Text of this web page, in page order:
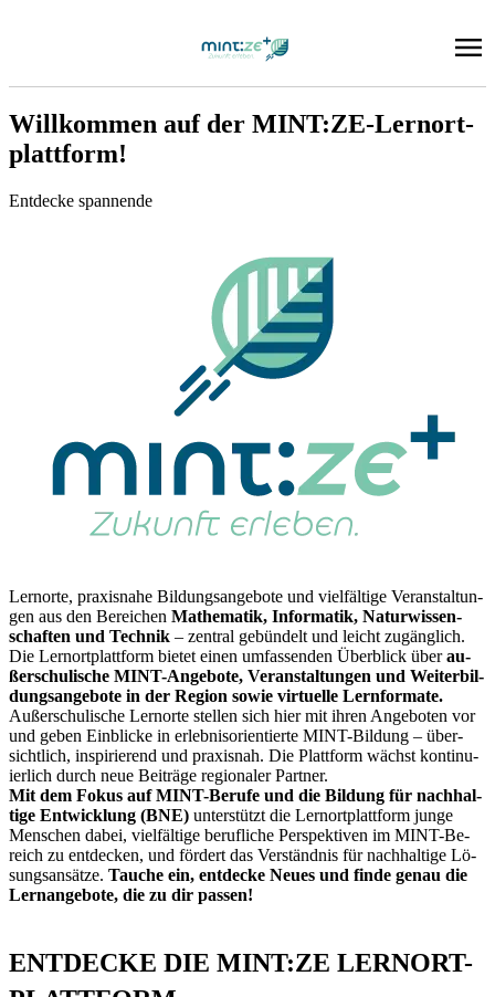
Will­kom­men auf der MINT:ZE‑­Lern­ort­
platt­form!
Ent­de­cke span­nen­de
Lern­or­te, pra­xis­na­he Bil­dungs­an­ge­bo­te und viel­fäl­ti­ge Ver­an­stal­tun­
gen aus den Be­rei­chen Ma­the­ma­tik, In­for­ma­tik, Na­tur­wis­sen­
schaf­ten und Tech­nik – zen­tral ge­bün­delt und leicht zu­gäng­lich.
Die Lern­ort­platt­form bie­tet ei­nen um­fas­sen­den Über­blick überau­
ßer­schu­li­sche MINT-An­ge­bo­te, Ver­an­stal­tun­gen und Wei­ter­bil­
dungs­an­ge­bo­te in der Re­gi­on so­wie vir­tu­el­le Lern­for­ma­te.
Au­ßer­schu­li­sche Lern­or­te stel­len sich hier mit ih­ren An­ge­bo­ten vor
und ge­ben Ein­bli­cke in er­leb­nis­ori­en­tier­te MINT-Bil­dung – über­
sicht­lich, in­spi­rie­rend und pra­xis­nah. Die Platt­form wächst kon­ti­nu­
ier­lich durch neue Bei­trä­ge re­gio­na­ler Part­ner.
Mit dem Fo­kus auf MINT-Be­ru­fe und die Bil­dung für nach­hal­
ti­ge Ent­wick­lung (BNE) un­ter­stützt die Lern­ort­platt­form jun­ge
Men­schen da­bei, viel­fäl­ti­ge be­ruf­li­che Per­spek­ti­ven im MINT-Be­
reich zu ent­de­cken, und för­dert das Ver­ständ­nis für nach­hal­ti­ge Lö­
sungs­an­sät­ze. Tau­che ein, ent­de­cke Neu­es und fin­de ge­nau die
Lern­an­ge­bo­te, die zu dir pas­sen!
ENT­DE­CKE DIE MINT:ZE LERN­ORT-